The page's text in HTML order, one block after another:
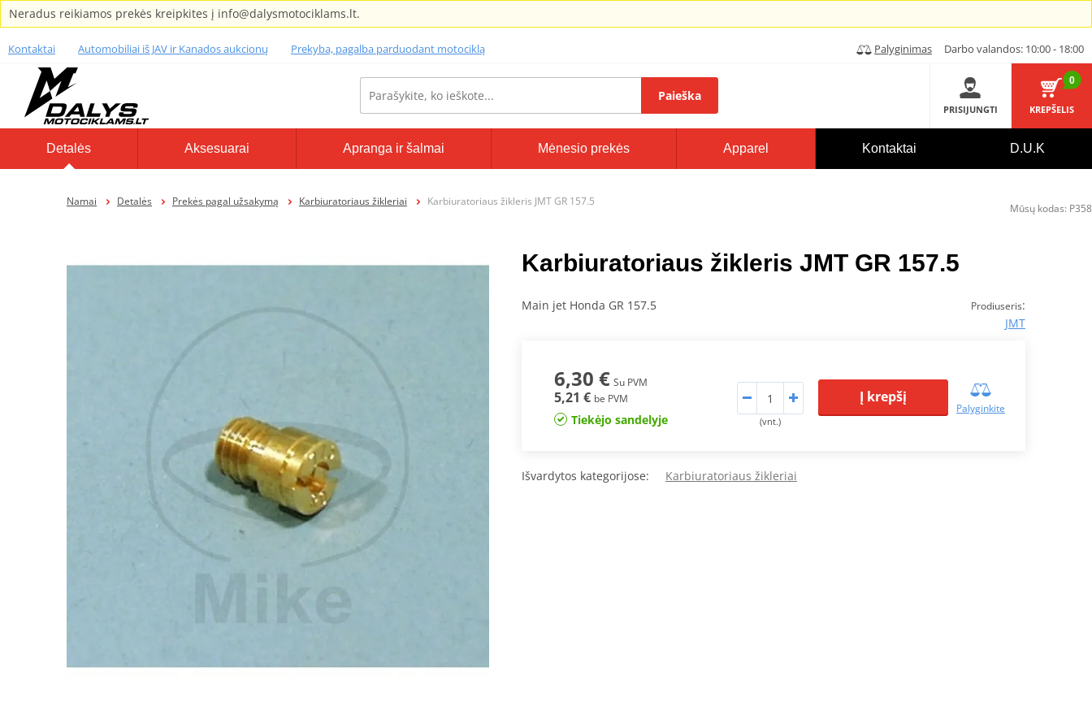
Neradus reikiamos prekės kreipkites į info@dalysmotociklams.lt.
Kontaktai Automobiliai iš JAV ir Kanados aukcionų Prekyba, pagalba parduodant motociklą Palyginimas Darbo valandos: 10:00 - 18:00
Paieška
PRISIJUNGTI
0
KREPŠELIS
Detalės Aksesuarai Apranga ir šalmai Mėnesio prekės Apparel Kontaktai D.U.K
Namai Detalės Prekės pagal užsakymą Karbiuratoriaus žikleriai Karbiuratoriaus žikleris JMT GR 157.5
Karbiuratoriaus žikleris JMT GR 157.5
Prodiuseris:
JMT
Main jet Honda GR 157.5
6,30 € Su PVM
5,21 € be PVM
Tiekėjo sandelyje (vnt.)
Į krepšį
Palyginkite
Išvardytos kategorijose: Karbiuratoriaus žikleriai
Mūsų kodas: P358